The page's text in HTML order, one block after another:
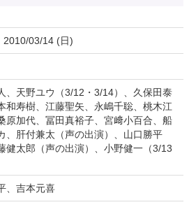
2010/03/14 (日)
、天野ユウ（3/12・3/14）、久保田泰
和寿樹、江藤聖矢、永嶋千聡、桃木江
原加代、冨田真裕子、宮﨑小百合、船
、肝付兼太（声の出演）、山口勝平
健太郎（声の出演）、小野健一（3/13
、吉本元喜